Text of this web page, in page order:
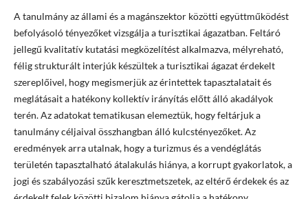
A tanulmány az állami és a magánszektor közötti együttműködést
befolyásoló tényezőket vizsgálja a turisztikai ágazatban. Feltáró
jellegű kvalitatív kutatási megközelítést alkalmazva, mélyreható,
félig strukturált interjúk készültek a turisztikai ágazat érdekelt
szereplőivel, hogy megismerjük az érintettek tapasztalatait és
meglátásait a hatékony kollektív irányítás előtt álló akadályok
terén. Az adatokat tematikusan elemeztük, hogy feltárjuk a
tanulmány céljaival összhangban álló kulcstényezőket. Az
eredmények arra utalnak, hogy a turizmus és a vendéglátás
területén tapasztalható átalakulás hiánya, a korrupt gyakorlatok, a
jogi és szabályozási szűk keresztmetszetek, az eltérő érdekek és az